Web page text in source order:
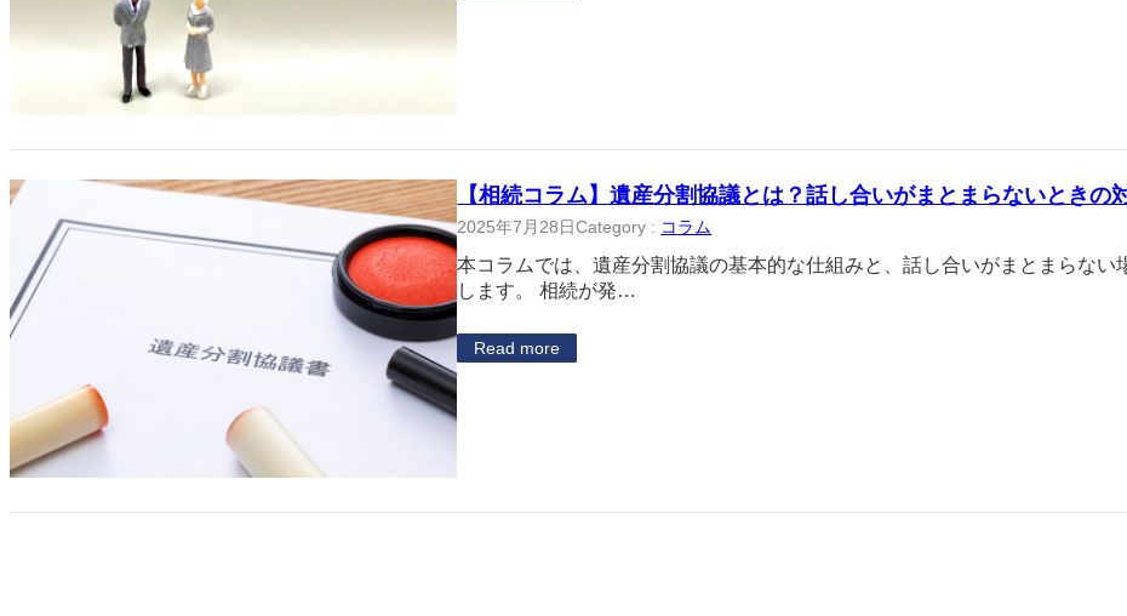
【相続コラム】遺産分割協議とは？話し合いがまとまらないときの
2025年7月28日Category : コラム
本コラムでは、遺産分割協議の基本的な仕組みと、話し合いがまとまらない
します。 相続が発…
Read more